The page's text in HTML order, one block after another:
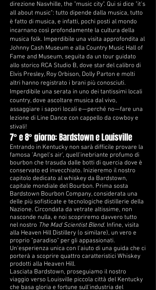
direzione Nasvhille, the "music city". Qui si dice "it's
all about music": tutto dipende dalla musica, tutto
è fatto di musica, e infatti, pochi posti al mondo
incarnano così profondamente la cultura della
musica folk. Imperdibile una visita approfondita al
Johnny Cash Museum e alla Country Music Hall of
Fame and Museum, seguita da un tour guidato
allo storico RCA Studio B, dove star del calibro di
Elvis Presley, Roy Orbison, Dolly Parton e molti
altri hanno registrato i brani più conosciuti.
Imperdibile una serata in uno dei tantissimi locali
country, dove ascoltare musica dal vivo,
assaggiare i sapori locali e—perché no—fare una
lezione di Line Dance con cappello da cowboy e
stivali!
7° e 8° giorno: Bardstown e Louisville
Entrando in Kentucky non sarà difficile provare la
famosa 'Angel's air', quell'inebriante profumo di
bourbon che trasuda dalle botti di quercia dove è
conservato ed invecchiato. Inizieremo il nostro
capitolo dedicato al whiskey da Bardstown,
capitale mondiale del Bourbon. Prima sosta
Bardstown Bourbon Company, considerata una
delle più sofisticate e tecnologiche distillerie della
Nazione. Circondata da vetrate altissime, non
nasconde nulla, e noi scopriremo davvero tutto
nel nostro The Mad Scientist Blend. Infine, visita
alla Heaven Hill Distillery (o similare), un vero e
proprio "paradiso" per gli appassionati.
Un'esperienza unica con l'aiuto di una guida che ci
porterà a scoprire quattro caratteristici Whiskey
prodotti alla Heaven Hill. ​
Lasciata Bardstown, proseguiamo il nostro
viaggio verso Louisville piccola città del Kentucky
che basa gloria e fortune sull'industria del